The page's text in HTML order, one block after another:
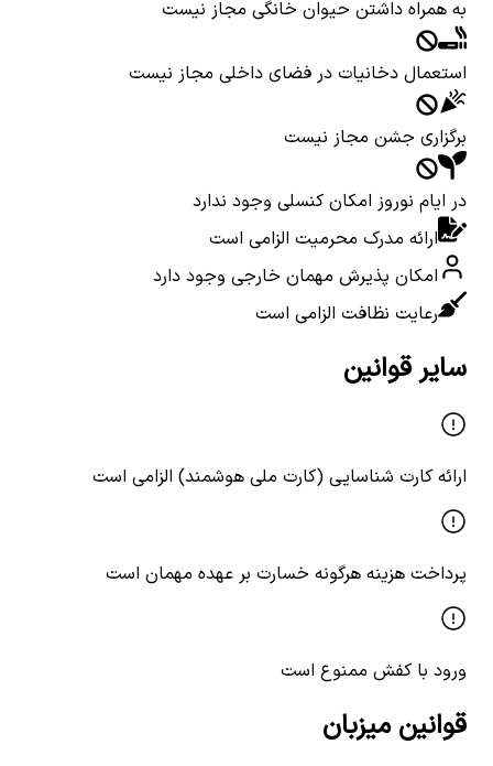
به همراه داشتن حیوان خانگی مجاز نیست
استعمال دخانیات در فضای داخلی مجاز نیست
برگزاری جشن مجاز نیست
در ایام نوروز امکان کنسلی وجود ندارد
ارائه مدرک محرمیت الزامی است
امکان پذیرش مهمان خارجی وجود دارد
رعایت نظافت الزامی است
سایر قوانین
ارائه کارت شناسایی (کارت ملی هوشمند) الزامی است
پرداخت هزینه هرگونه خسارت بر عهده مهمان است
ورود با کفش ممنوع است
قوانین میزبان